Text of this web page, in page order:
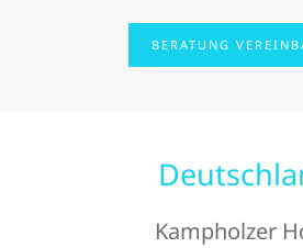
BERATUNG
Kampholzer